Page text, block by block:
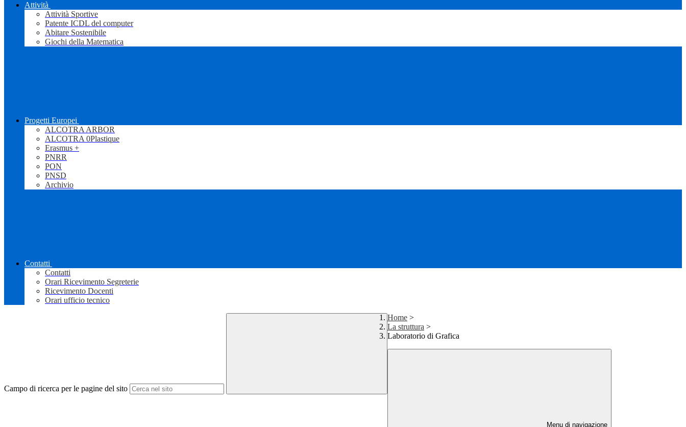
Attività
Attività Sportive
Patente ICDL del computer
Abitare Sostenibile
Giochi della Matematica
Progetti Europei
ALCOTRA ARBOR
ALCOTRA 0Plastique
Erasmus +
PNRR
PON
PNSD
Archivio
Contatti
Contatti
Orari Ricevimento Segreterie
Ricevimento Docenti
Orari ufficio tecnico
Campo di ricerca per le pagine del sito
Home >
La struttura >
Laboratorio di Grafica
Menu di navigazione